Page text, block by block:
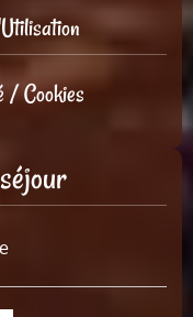
/ Cookies